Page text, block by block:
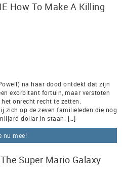
How To Make A Killing
na haar dood ontdekt dat zijn
exorbitant fortuin, maar verstoten
onrecht recht te zetten.
zich op de zeven familieleden die nog
dollar in staan. […]
nu mee!
Super Mario Galaxy